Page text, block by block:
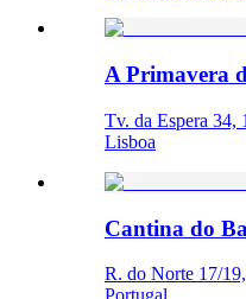
A Primavera
Tv. da Espera 34,
Lisboa
Cantina do
R. do Norte 17/